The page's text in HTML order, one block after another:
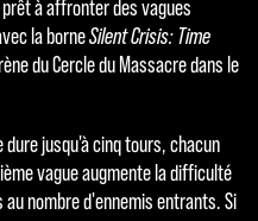
à affronter des vagues
la borneSilent Crisis: Time
du Cercle du Massacre dans le
dure jusqu'à cinq tours, chacun
vague augmente la difficulté
nombre d'ennemis entrants. Si